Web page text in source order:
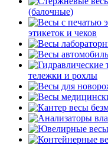
(балочные)
этикеток и чеков
тележки и рохлы